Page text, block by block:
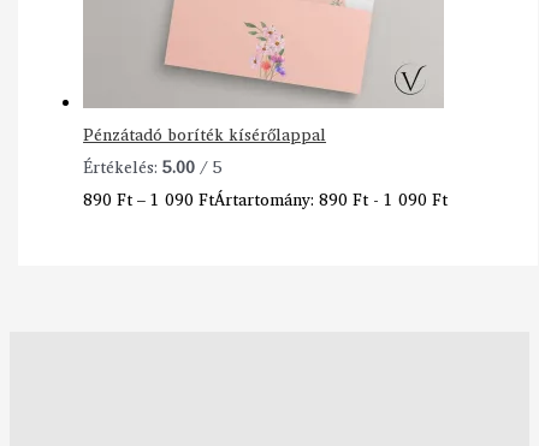
Pénzátadó boríték kísérőlappal
Értékelés:5.00/ 5
890Ft–1 090FtÁrtartomány: 890 Ft - 1 090 Ft